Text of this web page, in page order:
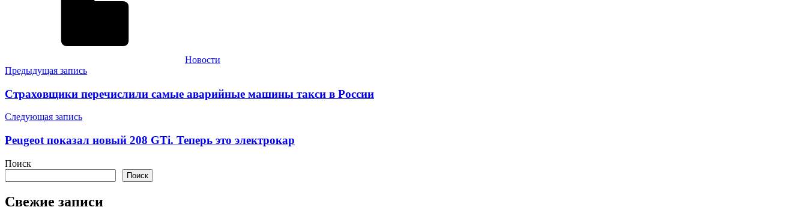
Новости
Навигация
по
записям
Предыдущая запись
Страховщики перечислили самые аварийные машины такси в России
Следующая запись
Peugeot показал новый 208 GTi. Теперь это электрокар
Поиск
Поиск
Свежие записи